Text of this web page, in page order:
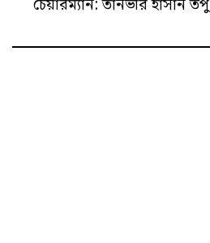
চেয়ারম্যান: তানভীর হাসান তপু